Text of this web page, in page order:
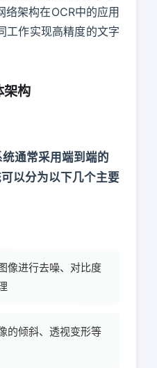
络架构在OCR中的应用
工作实现高精度的文字
架构
通常采用端到端的
以分为以下几个主要
像进行去噪、对比度
的倾斜、透视变形等